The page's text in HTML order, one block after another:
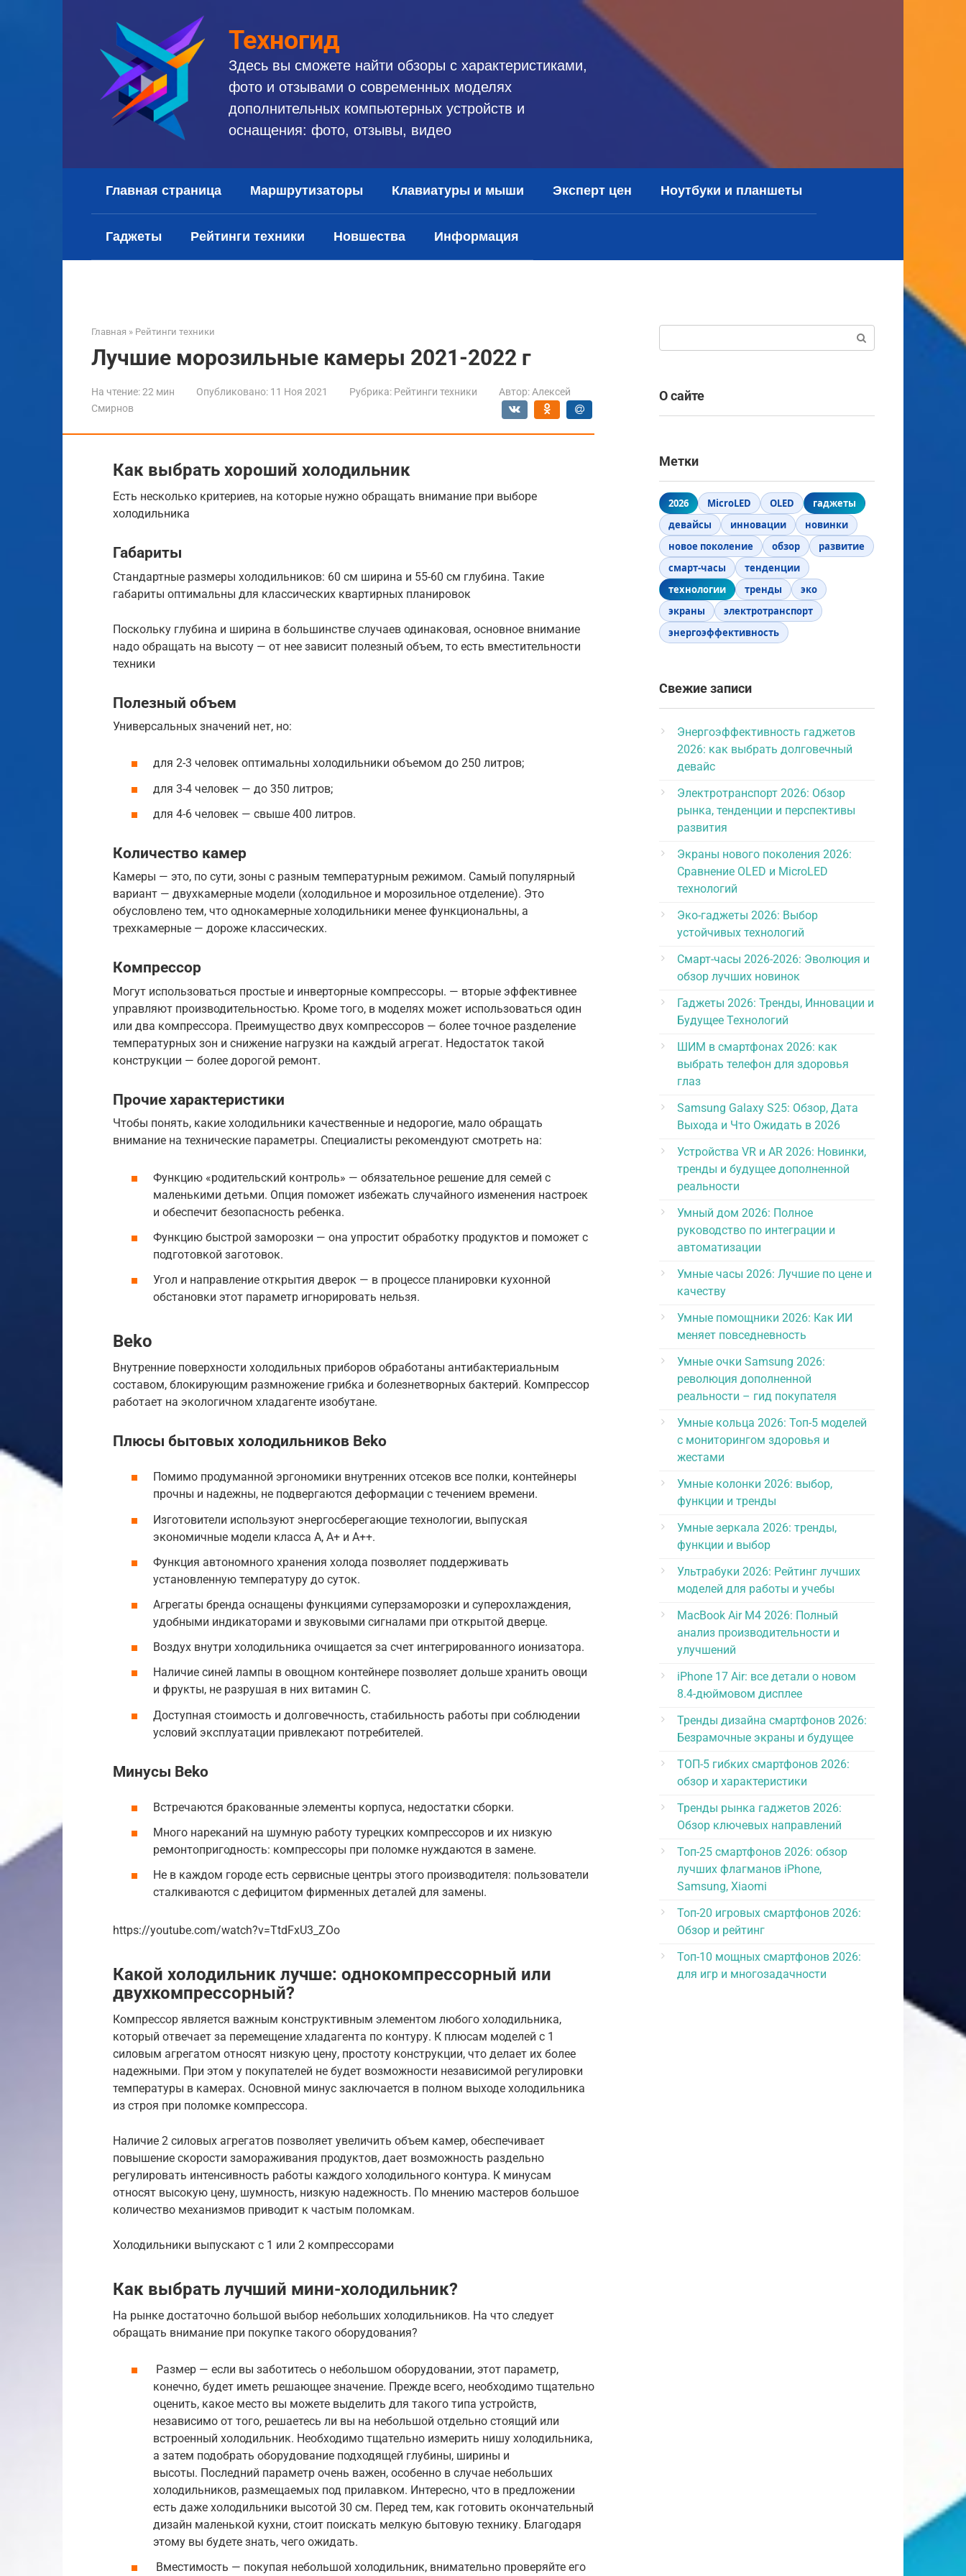
Техногид
Здесь вы сможете найти обзоры с характеристиками,
фото и отзывами о современных моделях
дополнительных компьютерных устройств и
оснащения: фото, отзывы, видео
Главная страница Маршрутизаторы Клавиатуры и мыши Эксперт цен Ноутбуки и планшеты
Гаджеты Рейтинги техники Новшества Информация
Главная » Рейтинги техники
Лучшие морозильные камеры 2021-2022 г
На чтение:22 мин Опубликовано: 11 Ноя 2021 Рубрика: Рейтинги техники Автор: Алексей
Смирнов
Как выбрать хороший холодильник
Есть несколько критериев, на которые нужно обращать внимание при выборе
холодильника
Габариты
Стандартные размеры холодильников: 60 см ширина и 55-60 см глубина. Такие
габариты оптимальны для классических квартирных планировок
Поскольку глубина и ширина в большинстве случаев одинаковая, основное внимание
надо обращать на высоту — от нее зависит полезный объем, то есть вместительности
техники
Полезный объем
Универсальных значений нет, но:
для 2-3 человек оптимальны холодильники объемом до 250 литров;
для 3-4 человек — до 350 литров;
для 4-6 человек — свыше 400 литров.
Количество камер
Камеры — это, по сути, зоны с разным температурным режимом. Самый популярный
вариант — двухкамерные модели (холодильное и морозильное отделение). Это
обусловлено тем, что однокамерные холодильники менее функциональны, а
трехкамерные — дороже классических.
Компрессор
Могут использоваться простые и инверторные компрессоры. — вторые эффективнее
управляют производительностью. Кроме того, в моделях может использоваться один
или два компрессора. Преимущество двух компрессоров — более точное разделение
температурных зон и снижение нагрузки на каждый агрегат. Недостаток такой
конструкции — более дорогой ремонт.
Прочие характеристики
Чтобы понять, какие холодильники качественные и недорогие, мало обращать
внимание на технические параметры. Специалисты рекомендуют смотреть на:
Функцию «родительский контроль» — обязательное решение для семей с
маленькими детьми. Опция поможет избежать случайного изменения настроек
и обеспечит безопасность ребенка.
Функцию быстрой заморозки — она упростит обработку продуктов и поможет с
подготовкой заготовок.
Угол и направление открытия дверок — в процессе планировки кухонной
обстановки этот параметр игнорировать нельзя.
Beko
Внутренние поверхности холодильных приборов обработаны антибактериальным
составом, блокирующим размножение грибка и болезнетворных бактерий. Компрессор
работает на экологичном хладагенте изобутане.
Плюсы бытовых холодильников Beko
Помимо продуманной эргономики внутренних отсеков все полки, контейнеры
прочны и надежны, не подвергаются деформации с течением времени.
Изготовители используют энергосберегающие технологии, выпуская
экономичные модели класса А, А+ и А++.
Функция автономного хранения холода позволяет поддерживать
установленную температуру до суток.
Агрегаты бренда оснащены функциями суперзаморозки и суперохлаждения,
удобными индикаторами и звуковыми сигналами при открытой дверце.
Воздух внутри холодильника очищается за счет интегрированного ионизатора.
Наличие синей лампы в овощном контейнере позволяет дольше хранить овощи
и фрукты, не разрушая в них витамин С.
Доступная стоимость и долговечность, стабильность работы при соблюдении
условий эксплуатации привлекают потребителей.
Минусы Beko
Встречаются бракованные элементы корпуса, недостатки сборки.
Много нареканий на шумную работу турецких компрессоров и их низкую
ремонтопригодность: компрессоры при поломке нуждаются в замене.
Не в каждом городе есть сервисные центры этого производителя: пользователи
сталкиваются с дефицитом фирменных деталей для замены.
https://youtube.com/watch?v=TtdFxU3_ZOo
Какой холодильник лучше: однокомпрессорный или
двухкомпрессорный?
Компрессор является важным конструктивным элементом любого холодильника,
который отвечает за перемещение хладагента по контуру. К плюсам моделей с 1
силовым агрегатом относят низкую цену, простоту конструкции, что делает их более
надежными. При этом у покупателей не будет возможности независимой регулировки
температуры в камерах. Основной минус заключается в полном выходе холодильника
из строя при поломке компрессора.
Наличие 2 силовых агрегатов позволяет увеличить объем камер, обеспечивает
повышение скорости замораживания продуктов, дает возможность раздельно
регулировать интенсивность работы каждого холодильного контура. К минусам
относят высокую цену, шумность, низкую надежность. По мнению мастеров большое
количество механизмов приводит к частым поломкам.
Холодильники выпускают с 1 или 2 компрессорами
Как выбрать лучший мини-холодильник?
На рынке достаточно большой выбор небольших холодильников. На что следует
обращать внимание при покупке такого оборудования?
Размер — если вы заботитесь о небольшом оборудовании, этот параметр,
конечно, будет иметь решающее значение. Прежде всего, необходимо тщательно
оценить, какое место вы можете выделить для такого типа устройств,
независимо от того, решаетесь ли вы на небольшой отдельно стоящий или
встроенный холодильник. Необходимо тщательно измерить нишу холодильника,
а затем подобрать оборудование подходящей глубины, ширины и
высоты. Последний параметр очень важен, особенно в случае небольших
холодильников, размещаемых под прилавком. Интересно, что в предложении
есть даже холодильники высотой 30 см. Перед тем, как готовить окончательный
дизайн маленькой кухни, стоит поискать мелкую бытовую технику. Благодаря
этому вы будете знать, чего ожидать.
Вместимость — покупая небольшой холодильник, внимательно проверяйте его
О сайте
Метки
2026 MicroLED OLED
гаджеты
девайсы
инновации
новинки
новое поколение
обзор
развитие
смарт-часы
тенденции
технологии
тренды
эко
экраны
электротранспорт
энергоэффективность
Свежие записи
Энергоэффективность гаджетов
2026: как выбрать долговечный
девайс
Электротранспорт 2026: Обзор
рынка, тенденции и перспективы
развития
Экраны нового поколения 2026:
Сравнение OLED и MicroLED
технологий
Эко-гаджеты 2026: Выбор
устойчивых технологий
Смарт-часы 2026-2026: Эволюция и
обзор лучших новинок
Гаджеты 2026: Тренды, Инновации и
Будущее Технологий
ШИМ в смартфонах 2026: как
выбрать телефон для здоровья
глаз
Samsung Galaxy S25: Обзор, Дата
Выхода и Что Ожидать в 2026
Устройства VR и AR 2026: Новинки,
тренды и будущее дополненной
реальности
Умный дом 2026: Полное
руководство по интеграции и
автоматизации
Умные часы 2026: Лучшие по цене и
качеству
Умные помощники 2026: Как ИИ
меняет повседневность
Умные очки Samsung 2026:
революция дополненной
реальности – гид покупателя
Умные кольца 2026: Топ-5 моделей
с мониторингом здоровья и
жестами
Умные колонки 2026: выбор,
функции и тренды
Умные зеркала 2026: тренды,
функции и выбор
Ультрабуки 2026: Рейтинг лучших
моделей для работы и учебы
MacBook Air M4 2026: Полный
анализ производительности и
улучшений
iPhone 17 Air: все детали о новом
8.4-дюймовом дисплее
Тренды дизайна смартфонов 2026:
Безрамочные экраны и будущее
ТОП-5 гибких смартфонов 2026:
обзор и характеристики
Тренды рынка гаджетов 2026:
Обзор ключевых направлений
Топ-25 смартфонов 2026: обзор
лучших флагманов iPhone,
Samsung, Xiaomi
Топ-20 игровых смартфонов 2026:
Обзор и рейтинг
Топ-10 мощных смартфонов 2026:
для игр и многозадачности